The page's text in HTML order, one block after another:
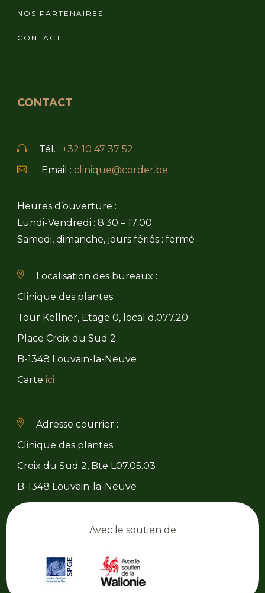
NOS PARTENAIRES
CONTACT
CONTACT
Tél. : +32 10 47 37 52
Email : clinique@corder.be
Heures d’ouverture :
Lundi-Vendredi : 8:30 – 17:00
Samedi, dimanche, jours fériés : fermé
Localisation des bureaux :
Clinique des plantes
Tour Kellner, Etage 0, local d.077.20
Place Croix du Sud 2
B-1348 Louvain-la-Neuve
Carte ici
Adresse courrier :
Clinique des plantes
Croix du Sud 2, Bte L07.05.03
B-1348 Louvain-la-Neuve
Avec le soutien de